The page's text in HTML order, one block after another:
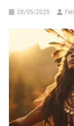
28/05/2025